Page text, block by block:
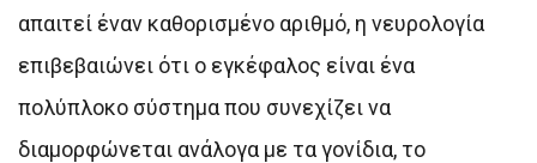
απαιτεί έναν καθορισμένο αριθμό, η νευρολογία
επιβεβαιώνει ότι ο εγκέφαλος είναι ένα
πολύπλοκο σύστημα που συνεχίζει να
διαμορφώνεται ανάλογα με τα γονίδια, το